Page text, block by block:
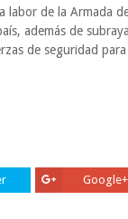
labor de la Armada
además de
de seguridad
Google+